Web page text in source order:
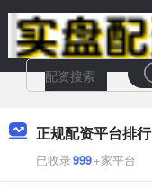
正规配资平台排行
已收录999+家平台